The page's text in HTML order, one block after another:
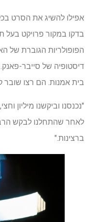
אפילו להשיג את הסרט
בדקו במקור פרויקט בעל
דיסטופיה של סייבר-
בית אמנות. הם רצו שובר
לאחר שהתחלנו לבקש
ברצינות."